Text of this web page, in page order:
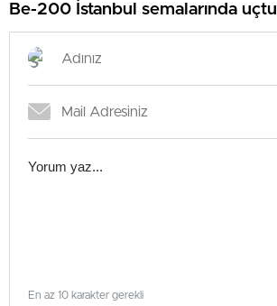
Be-200 İstanbul semalarında uçtu
En az 10 karakter gerekli